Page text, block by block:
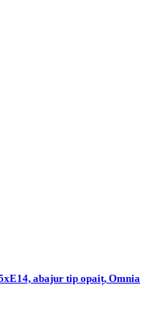
abajur tip opaiț, Omnia